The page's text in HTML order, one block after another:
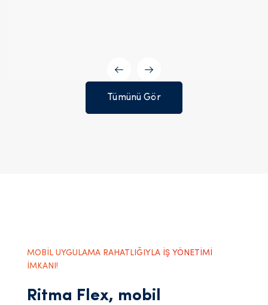
Tümünü Gör
MOBİL UYGULAMA RAHATLIĞIYLA İŞ YÖNETİMİ
İMKANI!
Ritma Flex, mobil